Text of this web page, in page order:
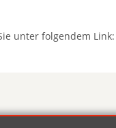
unter folgendem Link: